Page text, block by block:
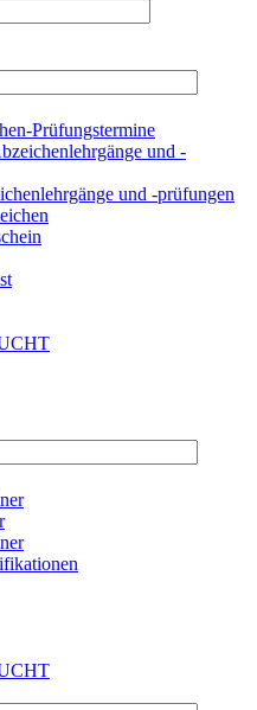
Prüfungstermine
und -
und -prüfungen